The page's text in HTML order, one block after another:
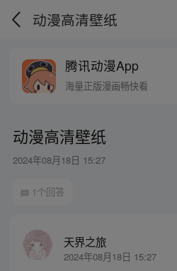
动漫高清壁纸
腾讯动漫App
海量正版漫画畅快看
动漫高清壁纸
2024年08月18日 15:27
1个回答
天界之旅
2024年08月18日 15:27